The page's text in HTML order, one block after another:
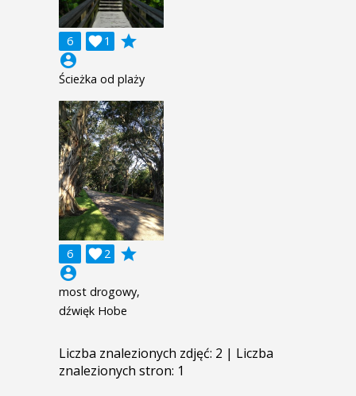
6 1

grade
account_circle
Ścieżka od plaży
6 2

grade
account_circle
most drogowy,
dźwięk Hobe
Liczba znalezionych zdjęć: 2 | Liczba
znalezionych stron: 1